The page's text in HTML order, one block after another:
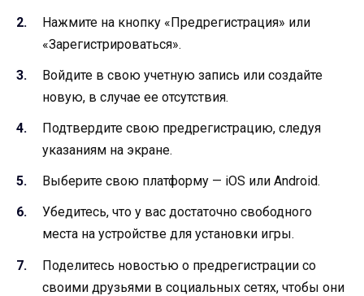
Нажмите на кнопку «Предрегистрация» или
«Зарегистрироваться».
Войдите в свою учетную запись или создайте
новую, в случае ее отсутствия.
Подтвердите свою предрегистрацию, следуя
указаниям на экране.
Выберите свою платформу — iOS или Android.
Убедитесь, что у вас достаточно свободного
места на устройстве для установки игры.
Поделитесь новостью о предрегистрации со
своими друзьями в социальных сетях, чтобы они